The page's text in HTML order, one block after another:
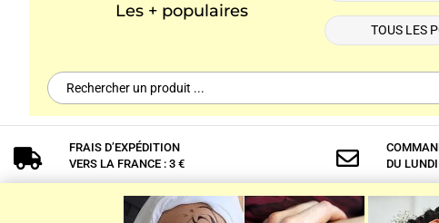
Les + populaires
TOUS LES
Search
for:

FRAIS D’EXPÉDITION
VERS LA FRANCE : 3 €

DU